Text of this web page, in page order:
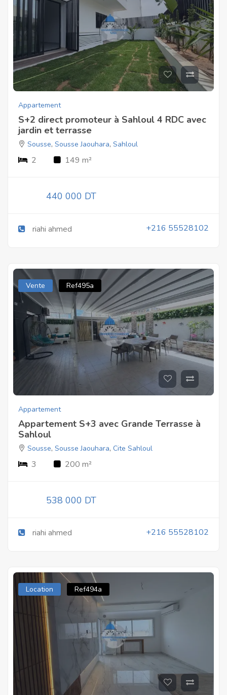
Appartement
S+2 direct promoteur à Sahloul 4 RDC avec
jardin et terrasse
Sousse, Sousse Jaouhara, Sahloul
2 149 m²
440 000 DT
riahi ahmed +216 55528102
Vente Ref495a
Appartement
Appartement S+3 avec Grande Terrasse à
Sahloul
Sousse, Sousse Jaouhara, Cite Sahloul
3 200 m²
538 000 DT
riahi ahmed +216 55528102
Location Ref494a